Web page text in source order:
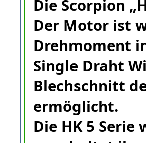
Die Scorpion
Der Motor ist
Drehmoment
Single Draht
Blechschnitt
ermöglicht.
Die HK 5